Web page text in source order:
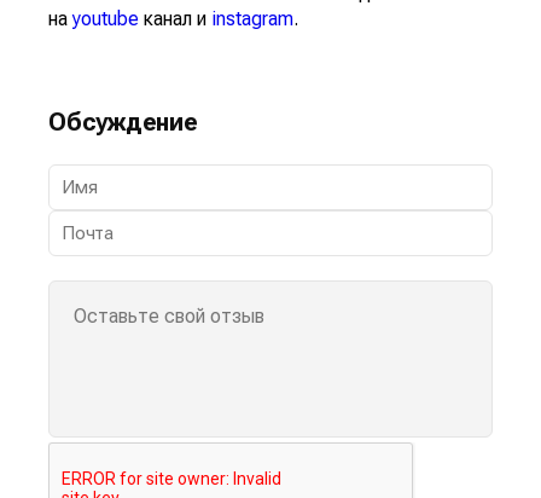
наyoutube канал и instagram.
Обсуждение